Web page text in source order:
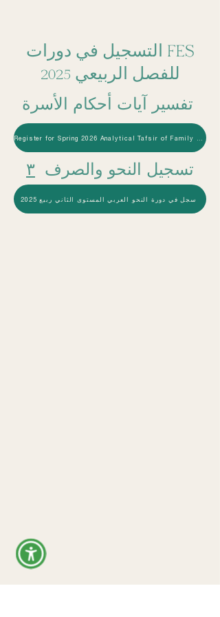
التسجيل في دورات FES
للفصل الربيعي 2025
تسجيل النحو والصرف ٣
سجل في دورة النحو العربي المستوى الثاني ربيع 2025